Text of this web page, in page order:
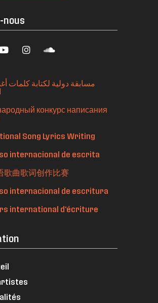
nous
مسابقة دولية لكتابة كلمات
конкурс написания
Song Lyrics Writing
internacional de escrita
歌曲歌词创作比赛
internacional de escritura
international d'écriture